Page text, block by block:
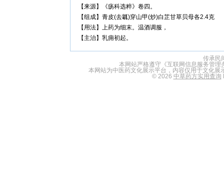
【来源】《疡科选粹》卷四。
【组成】青皮(去瓤)穿山甲(炒)白芷甘草贝母各2.4克
【用法】上药为细末。温酒调服，
【主治】乳痈初起。
传承民
本网站严格遵守《互联网信息服务管
本网站为中医药文化展示平台，内容仅用于文化
© 2026 中草药方实用查询